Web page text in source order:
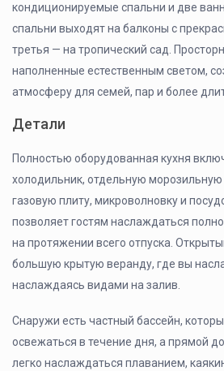
кондиционируемые спальни и две
спальни выходят на балконы с
третья — на тропический сад.
наполненные естественным светом,
атмосферу для семей, пар и более
Детали
Полностью оборудованная кухня
холодильник, отдельную морозильную
газовую плиту, микроволновку и
позволяет гостям наслаждаться
на протяжении всего отпуска.
большую крытую веранду, где вы
наслаждаясь видами на залив.
Снаружи есть частный бассейн,
освежаться в течение дня, а прямой
легко наслаждаться плаванием,